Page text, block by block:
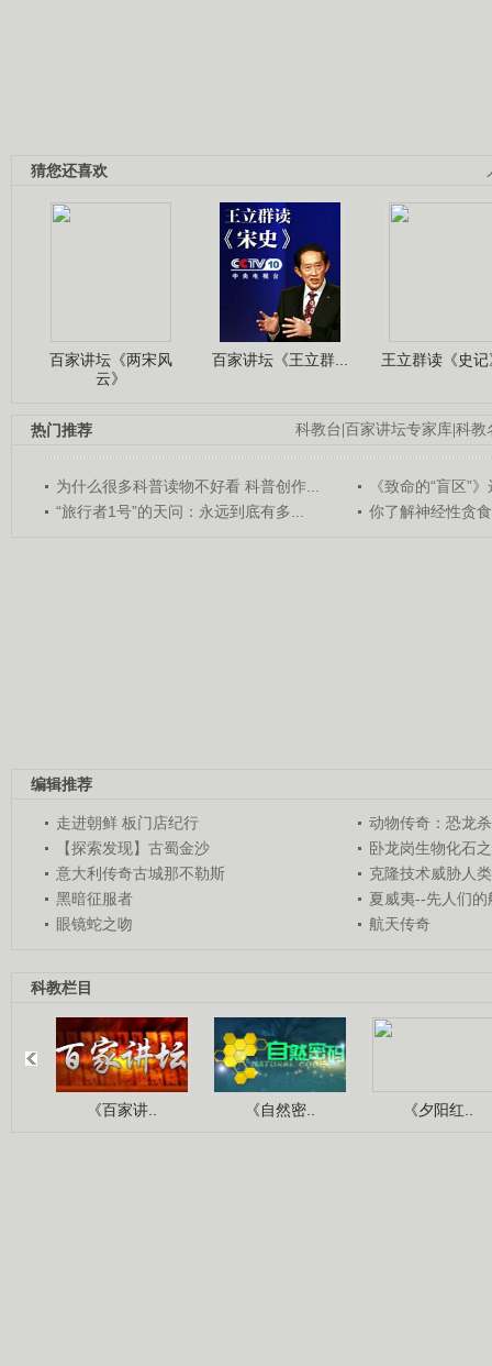
猜您还喜欢
百家讲坛《两宋风
云》
百家讲坛《王立群... 王立群读《史
科教台 百家讲坛专家库 科教
热门推荐
为什么很多科普读物不好看 科普创作...
《致命的“盲区”
“旅行者1号”的天问：永远到底有多...
你了解神经性贪
编辑推荐
走进朝鲜 板门店纪行
动物传奇：恐龙
【探索发现】古蜀金沙
卧龙岗生物化石
意大利传奇古城那不勒斯
克隆技术威胁人
黑暗征服者
夏威夷--先人们的
眼镜蛇之吻
航天传奇
科教栏目
《百家讲.. 《自然密.. 《夕阳红..